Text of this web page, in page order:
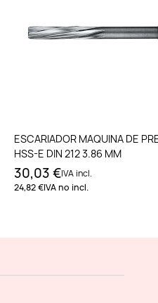
Añadir al
ESCARIADOR MAQUINA DE
HSS-E DIN 212 3.86 MM
30,03 €IVA incl.
24,82 €IVA no incl.